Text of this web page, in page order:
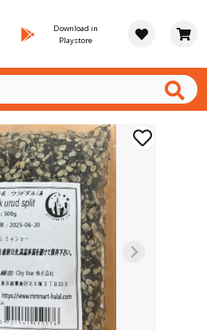
Download in
Playstore